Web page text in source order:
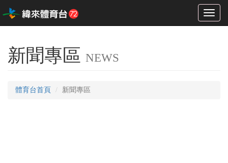
Toggle
新聞專區 NEWS
體育台首頁 新聞專區